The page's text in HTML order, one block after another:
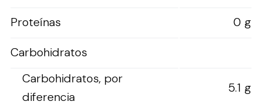
Proteínas
0 g
Carbohidratos
Carbohidratos, por
diferencia
5.1 g